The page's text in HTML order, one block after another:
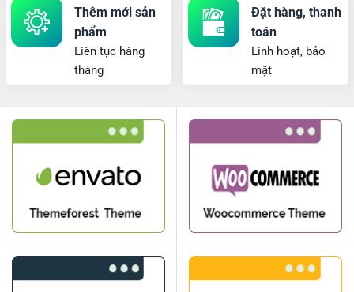
Thêm mới sản
phẩm
Liên tục hàng
tháng
Đặt hàng, thanh
toán
Linh hoạt, bảo
mật